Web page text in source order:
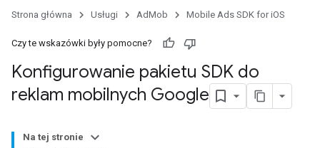
Strona główna Usługi AdMob Mobile Ads SDK for iOS
Czy te wskazówki były pomocne?
Konfigurowanie pakietu SDK do
reklam mobilnych Google
Na tej stronie